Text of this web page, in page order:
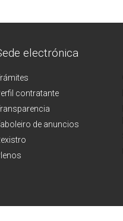
electrónica
contratante
de anuncios